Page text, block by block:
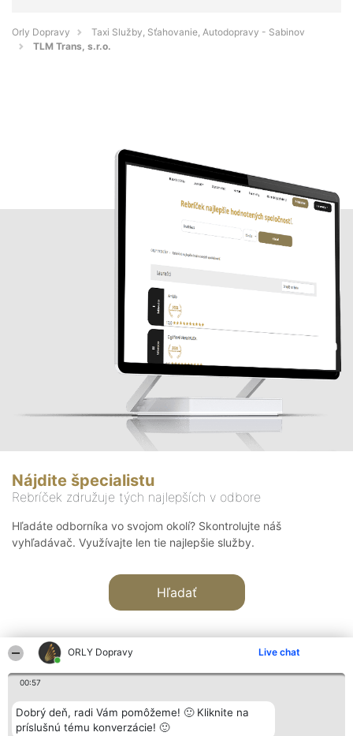
ORLY Dopravy Live chat
00:57
Dobrý deň, radi Vám pomôžeme! 🙂 Kliknite na
príslušnú tému konverzácie! 🙂
Orly Dopravy
Taxi Služby, Sťahovanie, Autodopravy - Sabinov
TLM Trans, s.r.o.
Nájdite špecialistu
Rebríček združuje tých najlepších v odbore
Hľadáte odborníka vo svojom okolí? Skontrolujte náš
vyhľadávač. Využívajte len tie najlepšie služby.
Hľadať
Organizátor hodnotenia
Bright Side Solutions sp. z o.
o. sp. k.
Hodnotenie
Laureáti
Lista
Kontakt
Kontakt